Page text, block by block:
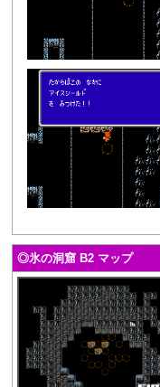
◎氷の洞窟 B2 マップ